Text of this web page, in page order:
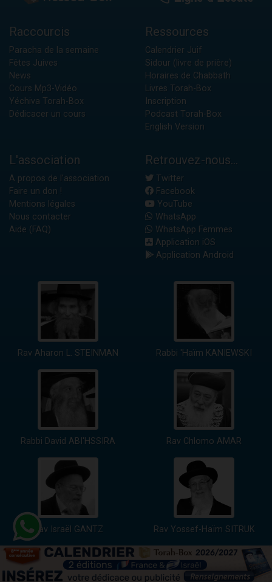
Raccourcis
Paracha de la semaine
Fêtes Juives
News
Cours Mp3-Vidéo
Yéchiva Torah-Box
Dédicacer un cours
Ressources
Calendrier Juif
Sidour (livre de prière)
Horaires de Chabbath
Livres Torah-Box
Inscription
Podcast Torah-Box
English Version
L'association
A propos de l'association
Faire un don !
Mentions légales
Nous contacter
Aide (FAQ)
Retrouvez-nous...
Twitter
Facebook
YouTube
WhatsApp
WhatsApp Femmes
Application iOS
Application Android
Rav Aharon L. STEINMAN Rabbi 'Haïm KANIEWSKI
Rabbi David ABI'HSSIRA Rav Chlomo AMAR
Rav Israël GANTZ Rav Yossef-Haïm SITRUK